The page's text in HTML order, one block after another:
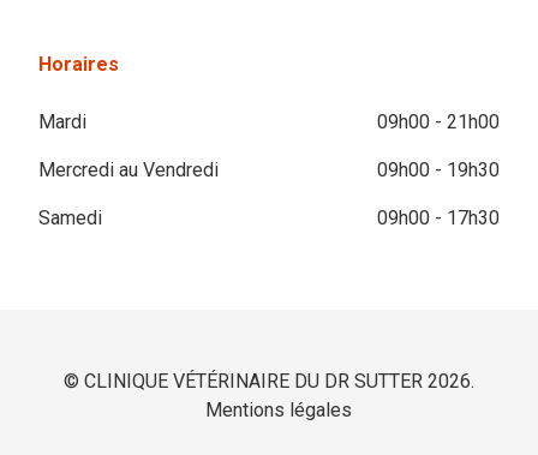
Horaires
Mardi 09h00 - 21h00
Mercredi au Vendredi 09h00 - 19h30
Samedi 09h00 - 17h30
© CLINIQUE VÉTÉRINAIRE DU DR SUTTER 2026.
Mentions légales